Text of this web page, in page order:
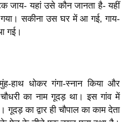
जाय- यहां उसे कौन जानता है- यहीं
सकीना उस घर में आ गई, गाय-
गई।
हाथ धोकर गंगा-स्नान किया और
का नाम गूदड़ था। इस गांव में
गूदड़ का द्वार ही चौपाल का काम देता